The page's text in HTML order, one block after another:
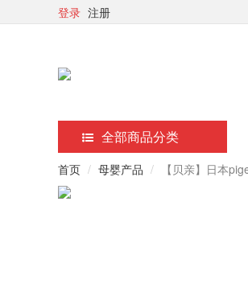
登录 注册
全部商品分类
首页 母婴产品 【贝亲】日本